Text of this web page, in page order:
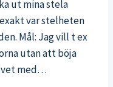
ut mina stela
var stelheten
Mål: Jag vill t ex
utan att böja
med…